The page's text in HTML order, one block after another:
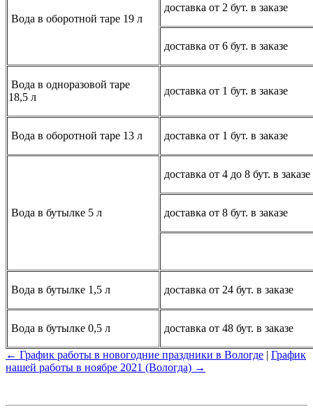
Вода в оборотной таре 19 л
доставка от 2 бут. в заказе
доставка от 6 бут. в заказе
Вода в одноразовой таре
18,5 л
доставка от 1 бут. в заказе
Вода в оборотной таре 13 л доставка от 1 бут. в заказе
Вода в бутылке 5 л
доставка от 4 до 8 бут. в заказе
доставка от 8 бут. в заказе
Вода в бутылке 1,5 л доставка от 24 бут. в заказе
Вода в бутылке 0,5 л доставка от 48 бут. в заказе
← График работы в новогодние праздники в Вологде | График
нашей работы в ноябре 2021 (Вологда) →